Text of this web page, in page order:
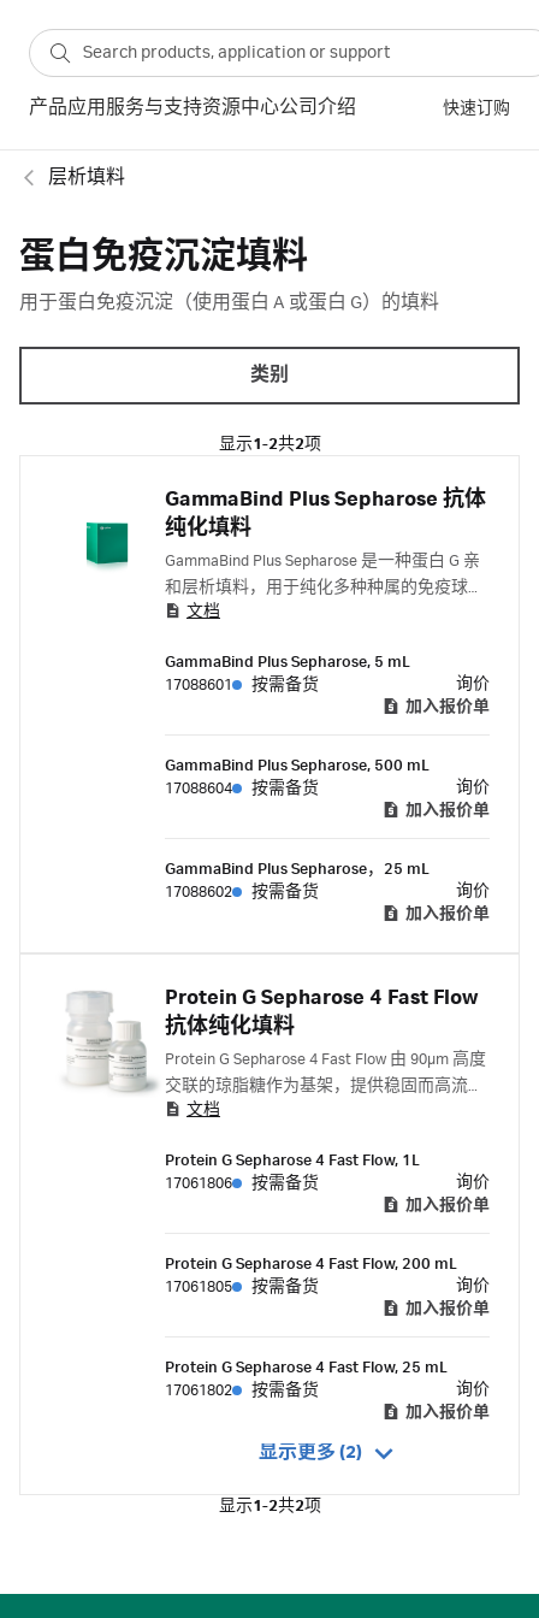
产品应用 服务与支持资源中心公司介绍 快速订购
层析填料
蛋白免疫沉淀填料
用于蛋白免疫沉淀（使用蛋白 A 或蛋白 G）的填料
类别
显示1-2共2项
GammaBind Plus Sepharose 抗体
纯化填料
GammaBind Plus Sepharose 是一种蛋白 G 亲
和层析填料，用于纯化多种种属的免疫球蛋
白 (IgG)。
文档
GammaBind Plus Sepharose, 5 mL
17088601
按需备货
询价
加入报价单
GammaBind Plus Sepharose, 500 mL
17088604
按需备货
询价
加入报价单
GammaBind Plus Sepharose，25 mL
17088602
按需备货
询价
加入报价单
Protein G Sepharose 4 Fast Flow
抗体纯化填料
Protein G Sepharose 4 Fast Flow 由 90μm 高度
交联的琼脂糖作为基架，提供稳固而高流速
的层析基质。Protein G Sepharose 4 Fast Flow
装在更大的色谱柱中，用于工业规模纯化单
克隆和多克隆抗体。 蛋白 G 高流速琼脂糖凝
文档
Protein G Sepharose 4 Fast Flow, 1L
17061806
按需备货
询价
加入报价单
Protein G Sepharose 4 Fast Flow, 200 mL
17061805
按需备货
询价
加入报价单
Protein G Sepharose 4 Fast Flow, 25 mL
17061802
按需备货
询价
加入报价单
显示更多 (2)
显示1-2共2项